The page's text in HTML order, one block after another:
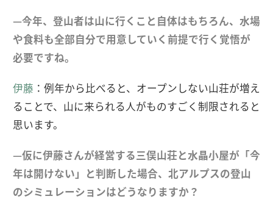
—今年、登山者は山に行くこと自体はもちろん、水場
や食料も全部自分で用意していく前提で行く覚悟が
必要ですね。
伊藤 ：例年から比べると、オープンしない山荘が増え
ることで、山に来られる人がものすごく制限されると
思います。
—仮に伊藤さんが経営する三俣山荘と水晶小屋が「今
年は開けない」と判断した場合、北アルプスの登山
のシミュレーションはどうなりますか？